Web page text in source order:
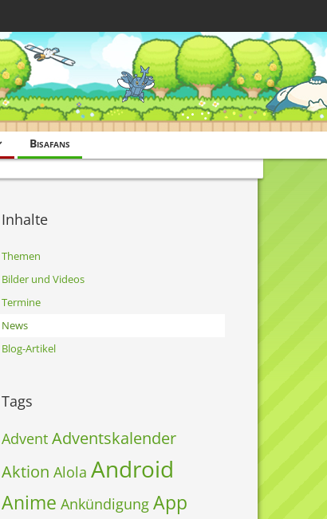
Bisafans
Inhalte
Themen
Bilder und Videos
Termine
News
Blog-Artikel
Tags
Advent Adventskalender
Aktion Alola Android
Anime Ankündigung App